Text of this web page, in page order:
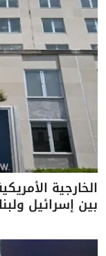
الخارجية
بين إسرائيل